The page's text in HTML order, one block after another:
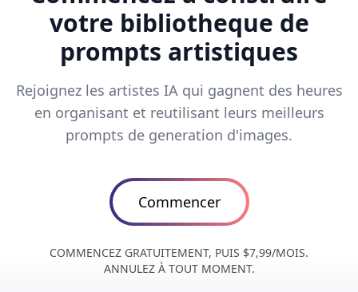
votre bibliotheque de
prompts artistiques
Rejoignez les artistes IA qui gagnent des heures
en organisant et reutilisant leurs meilleurs
prompts de generation d'images.
Commencer
COMMENCEZ GRATUITEMENT, PUIS $7,99/MOIS.
ANNULEZ À TOUT MOMENT.